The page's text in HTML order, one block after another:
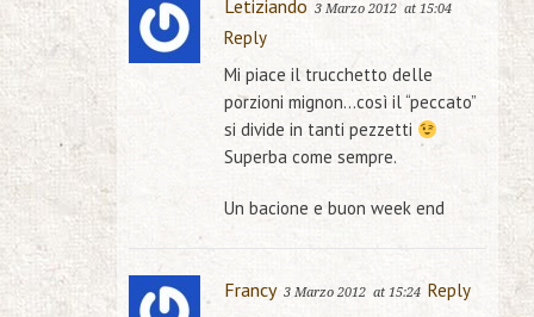
Letiziando 3 Marzo 2012 at 15:04
Reply
Mi piace il trucchetto delle
porzioni mignon…così il “peccato”
si divide in tanti pezzetti
Superba come sempre.
Un bacione e buon week end
Francy 3 Marzo 2012 at 15:24 Reply